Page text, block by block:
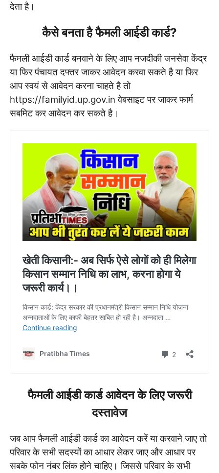
देता है।
कैसे बनता है फैमली आईडी कार्ड?
फैमली आईडी कार्ड बनवाने के लिए आप नजदीकी जनसेवा केंद्र
या फिर पंचायत दफ्तर जाकर आवेदन करवा सकते है या फिर
आप स्वयं से आवेदन करना चाहते है तो
https://familyid.up.gov.in वेबसाइट पर जाकर फार्म
सबमिट कर आवेदन कर सकते है।
फैमली आईडी कार्ड आवेदन के लिए जरूरी
दस्तावेज
जब आप फैमली आईडी कार्ड का आवेदन करें या करवाने जाए तो
परिवार के सभी सदस्यों का आधार लेकर जाए और आधार पर
सबके फोन नंबर लिंक होने चाहिए। जिससे परिवार के सभी